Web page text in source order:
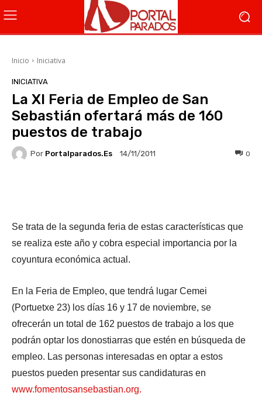
Inicio Iniciativa
INICIATIVA
La XI Feria de Empleo de San
Sebastián ofertará más de 160
puestos de trabajo
Por Portalparados.es 14/11/2011 0
Se trata de la segunda feria de estas características que
se realiza este año y cobra especial importancia por la
coyuntura económica actual.
En la Feria de Empleo, que tendrá lugar Cemei
(Portuetxe 23) los días 16 y 17 de noviembre, se
ofrecerán un total de 162 puestos de trabajo a los que
podrán optar los donostiarras que estén en búsqueda de
empleo. Las personas interesadas en optar a estos
puestos pueden presentar sus candidaturas en
www.fomentosansebastian.org.